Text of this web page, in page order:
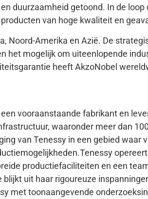
duurzaamheid getoond. In de loop
van hoge kwaliteit en
Noord-Amerika en Azië. De
het mogelijk om uiteenlopende
heeft AkzoNobel
vooraanstaande fabrikant en
waaronder meer dan
van Tenessy in een gebied waar
productiefaciliteiten en een
uit haar rigoureuze
met toonaangevende